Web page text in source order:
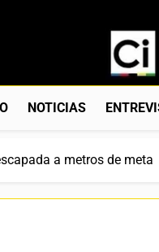
Web
NOTICIAS
a metros de meta